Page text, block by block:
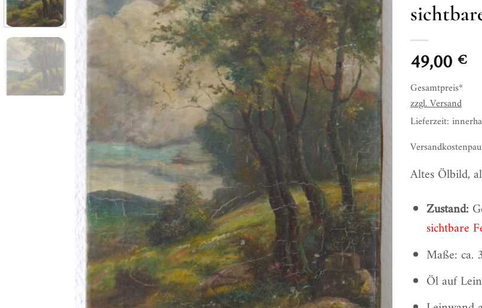
Zur
Wunschliste
hinzufügen 49,00 €
Gesamtpreis*
zzgl.Versand
Lieferzeit:
Altes Ölbild,
Zustand:
sichtbare
Maße: ca.
Öl auf